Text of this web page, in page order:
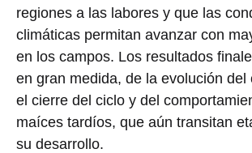
regiones a las labores y que las
climáticas permitan avanzar con
en los campos. Los resultados
en gran medida, de la evolución del
el cierre del ciclo y del
maíces tardíos, que aún transitan
su desarrollo.